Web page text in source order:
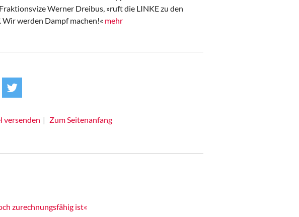
Werner Dreibus, »ruft die LINKE zu den
werden Dampf machen!« mehr
versenden Zum Seitenanfang
zurechnungsfähig ist«